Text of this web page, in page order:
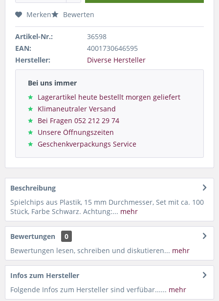
Merken Bewerten
Artikel-Nr.:
36598
EAN:
4001730646595
Hersteller:
Diverse Hersteller
Bei uns immer
Lagerartikel heute bestellt morgen geliefert
Klimaneutraler Versand
Bei Fragen 052 212 29 74
Unsere Öffnungszeiten
Geschenkverpackungs Service
Beschreibung
Spielchips aus Plastik, 15 mm Durchmesser, Set mit ca. 100
Stück, Farbe Schwarz. Achtung:... mehr
Bewertungen
0
Bewertungen lesen, schreiben und diskutieren... mehr
Infos zum Hersteller
Folgende Infos zum Hersteller sind verfübar...... mehr